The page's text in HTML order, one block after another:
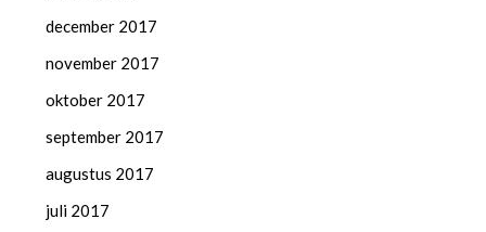
december 2017
november 2017
oktober 2017
september 2017
augustus 2017
juli 2017